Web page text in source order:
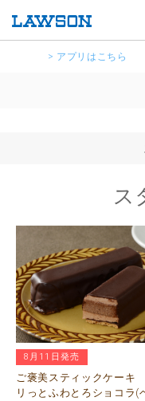
> アプリはこちら
ス
8月11日発売
ご褒美スティックケーキ
リっとふわとろショコラ(